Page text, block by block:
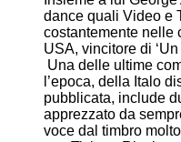
dance quali Video e
costantemente nelle
USA, vincitore di
Una delle ultime
l’epoca, della Italo
pubblicata, include
apprezzato da
voce dal timbro